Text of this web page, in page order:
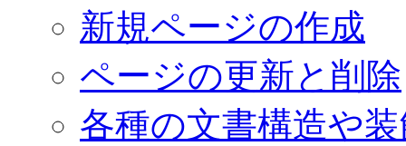
新規ページの作成
ページの更新と削除
各種の文書構造や